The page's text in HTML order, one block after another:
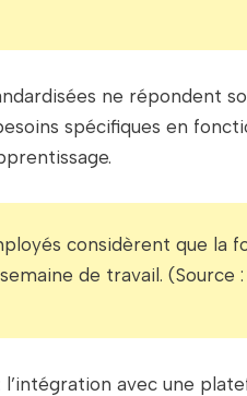
ne répondent
spécifiques en
considèrent que la
de travail. (Source
l’intégration avec une